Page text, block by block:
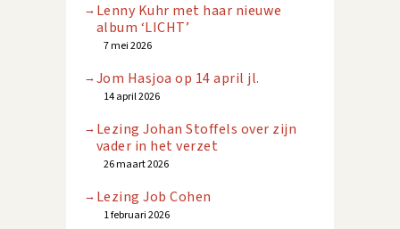
Lenny Kuhr met haar nieuwe
album ‘LICHT’
7 mei 2026
Jom Hasjoa op 14 april jl.
14 april 2026
Lezing Johan Stoffels over zijn
vader in het verzet
26 maart 2026
Lezing Job Cohen
1 februari 2026